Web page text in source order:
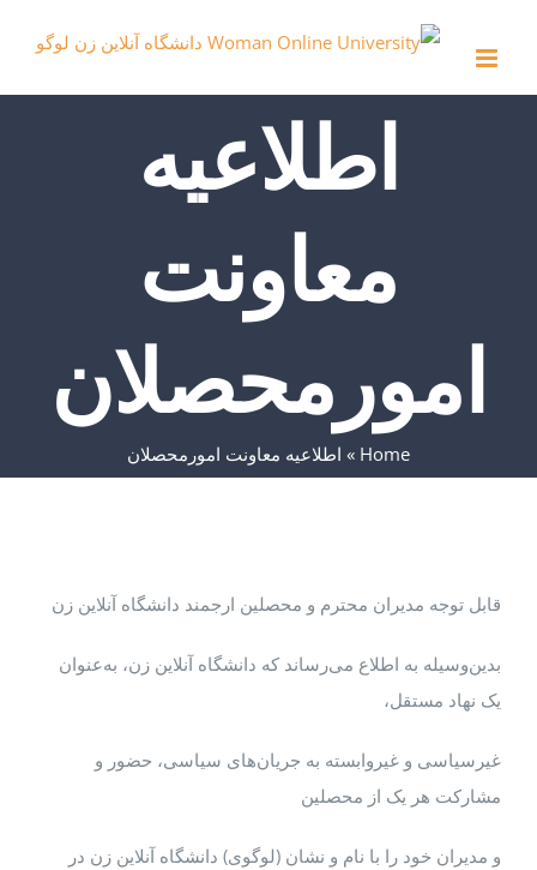
content
اطلاعیه
معاونت
امورمحصلان
Home
» اطلاعیه معاونت امورمحصلان
قابل توجه مدیران محترم و محصلین ارجمند دانشگاه آنلاین زن
بدین‌وسیله به اطلاع می‌رساند که دانشگاه آنلاین زن، به‌عنوان
یک نهاد مستقل،
غیرسیاسی و غیروابسته به جریان‌های سیاسی، حضور و
مشارکت هر یک از محصلین
و مدیران خود را با نام و نشان (لوگوی) دانشگاه آنلاین زن در